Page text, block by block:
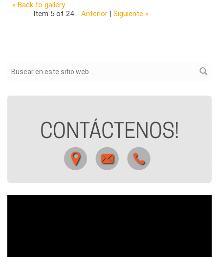
« Back to gallery
Item 5 of 24
Anterior| Siguiente »
Formulario de búsqueda